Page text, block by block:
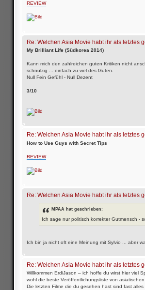
REVIEW
Re: Welchen Asia Movie habt ihr als letztes
My Brilliant Life (Südkorea 2014)
Kann mich den zahlreichen guten Kritiken nicht
schnulzig ... einfach zu viel des Guten.
Null Fein Gefühl - Null Dezent
3/10
Re: Welchen Asia Movie habt ihr als letztes
How to Use Guys with Secret Tips
REVIEW
Re: Welchen Asia Movie habt ihr als letztes
MPAA hat geschrieben:
Ich sage nur politisch korrekter Gutmensch -
Ich bin ja nicht oft eine Meinung mit Sylvio ... aber
Re: Welchen Asia Movie habt ihr als letztes
Willkommen ErdiJason – ich hoffe du wirst hier viel
wohl die beste Veröffentlichungsliste von
Die letzten Filme die du gesehen hast sind fast